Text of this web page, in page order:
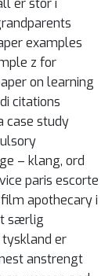
er stor i
examples
z for
on learning
citations
case study
– klang, ord
paris escorte
apothecary i
særlig
er
anstrengt